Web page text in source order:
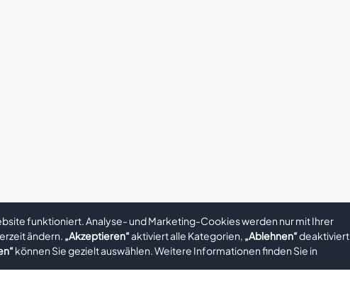
funktioniert. Analyse- und Marketing-Cookies werden nur mit Ihrer
ändern. „Akzeptieren“aktiviert alle Kategorien, „Ablehnen“deaktiviert
können Sie gezielt auswählen. Weitere Informationen finden Sie in